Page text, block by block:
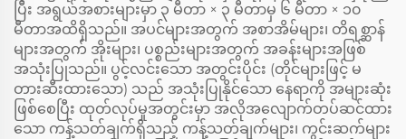
ပြီး အရွယ်အစားများမှာ ၃ မီတာ × ၃ မီတာမှ ၆ မီတာ × ၁၀
မီတာအထိရှိသည်။ အပင်များအတွက် အစာအိမ်များ၊ တိရစ္ဆာန်
များအတွက် အိုးများ၊ ပစ္စည်းများအတွက် အခန်းများအဖြစ်
အသုံးပြုသည်။ ပွင့်လင်းသော အတွင်းပိုင်း (တိုင်များဖြင့် မ
တားဆီးထားသော) သည် အသုံးပြုနိုင်သော နေရာကို အများဆုံး
ဖြစ်စေပြီး ထုတ်လုပ်မှုအတွင်းမှာ အလိုအလျောက်တပ်ဆင်ထား
သော ကန့်သတ်ချက်ရှိသည့် ကန့်သတ်ချက်များ၊ ကွင်းဆက်များ